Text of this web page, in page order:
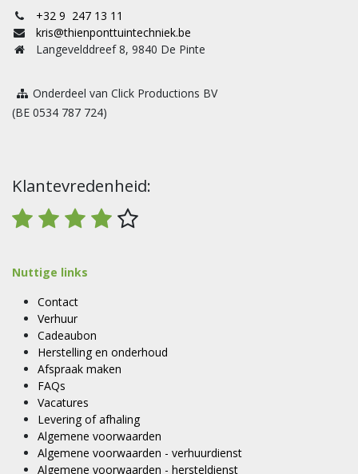
+32 9 247 13 11
kris@thienponttuintechniek.be
Langevelddreef 8, 9840 De Pinte
Onderdeel van Click Productions BV
(BE 0534 787 724)
Klantevredenheid:
Nuttige links
Contact
Verhuur
Cadeaubon
Herstelling en onderhoud
Afspraak maken
FAQs
Vacatures
Levering of afhaling
Algemene voorwaarden
Algemene voorwaarden - verhuurdienst
Algemene voorwaarden - hersteldienst